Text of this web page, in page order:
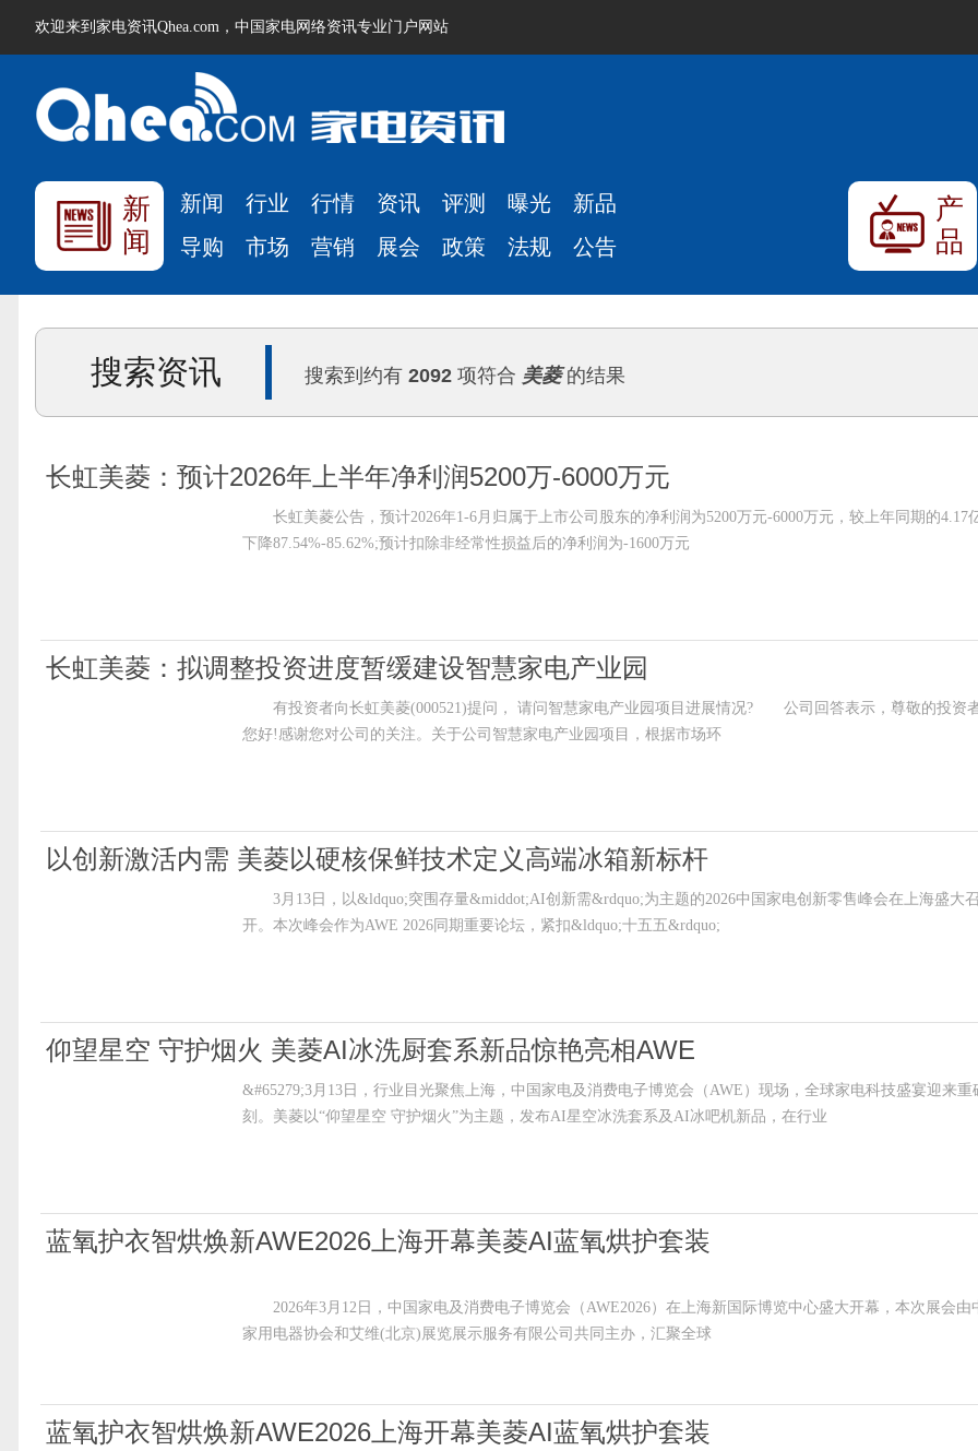
欢迎来到家电资讯Qhea.com，中国家电网络资讯专业门户网站
新
闻
新闻 行业 行情 资讯 评测 曝光
新品
导购
市场 营销 展会 政策 法规 公告
产
品
搜索资讯 搜索到约有 2092 项符合 美菱 的结果
长虹美菱：预计2026年上半年净利润5200万-6000万元
长虹美菱公告，预计2026年1-6月归属于上市公司股东的净利润为5200万元-6000万元，较上年同期的4.17
下降87.54%-85.62%;预计扣除非经常性损益后的净利润为-1600万元
长虹美菱：拟调整投资进度暂缓建设智慧家电产业园
有投资者向长虹美菱(000521)提问， 请问智慧家电产业园项目进展情况? 公司回答表示，尊敬的投资者
您好!感谢您对公司的关注。关于公司智慧家电产业园项目，根据市场环
以创新激活内需 美菱以硬核保鲜技术定义高端冰箱新标杆
3月13日，以&ldquo;突围存量&middot;AI创新需&rdquo;为主题的2026中国家电创新零售峰会在上海盛大召
开。本次峰会作为AWE 2026同期重要论坛，紧扣&ldquo;十五五&rdquo;
仰望星空 守护烟火 美菱AI冰洗厨套系新品惊艳亮相AWE
&#65279;3月13日，行业目光聚焦上海，中国家电及消费电子博览会（AWE）现场，全球家电科技盛宴迎来重
刻。美菱以“仰望星空 守护烟火”为主题，发布AI星空冰洗套系及AI冰吧机新品，在行业
蓝氧护衣智烘焕新AWE2026上海开幕美菱AI蓝氧烘护套装
LRS9G120DIZ+LRS9D100B首发2026年3月12日，中国家电及消费电子博览会（AWE2026）在上海新国际博览中心盛大开幕，本次展会由
家用电器协会和艾维(北京)展览展示服务有限公司共同主办，汇聚全球
蓝氧护衣智烘焕新AWE2026上海开幕美菱AI蓝氧烘护套装